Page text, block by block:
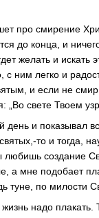
про смирение
до конца, и
желать и искать
с ним легко и
и если не
„Во свете Твоем
и показывал
то и тогда,
любишь создание
а мне подобает
туне, по милости
надо плакать.